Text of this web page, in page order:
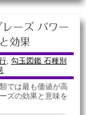
ーズ パワー
効果
, 勾玉図鑑 石種別
では最も価値が高
ズの効果と意味を